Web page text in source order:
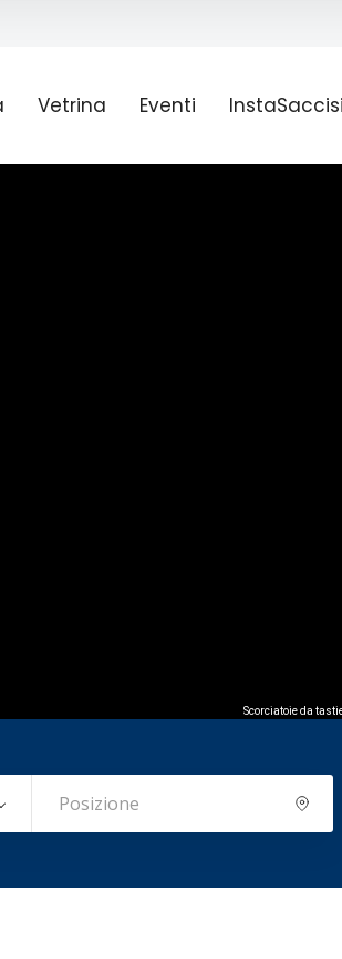
Vetrina Eventi
Scorciatoie da